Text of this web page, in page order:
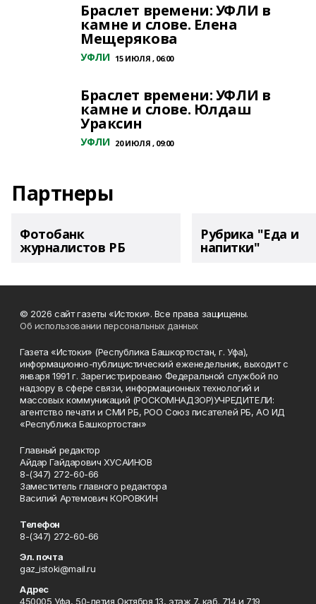
Браслет времени: УФЛИ в
камне и слове. Елена
Мещерякова
УФЛИ 15 ИЮЛЯ , 06:00
Браслет времени: УФЛИ в
камне и слове. Юлдаш
Ураксин
УФЛИ 20 ИЮЛЯ , 09:00
Партнеры
Фотобанк
журналистов РБ
Рубрика "Еда и
напитки"
© 2026 сайт газеты «Истоки». Все права защищены.
Об использовании персональных данных
Газета «Истоки» (Республика Башкортостан, г. Уфа),
информационно-публицистический еженедельник, выходит с
января 1991 г. Зарегистрировано Федеральной службой по
надзору в сфере связи, информационных технологий и
массовых коммуникаций (РОСКОМНАДЗОР)УЧРЕДИТЕЛИ:
агентство печати и СМИ РБ, РОО Союз писателей РБ, АО ИД
«Республика Башкортостан»
Главный редактор
Айдар Гайдарович ХУСАИНОВ
8-(347) 272-60-66
Заместитель главного редактора
Василий Артемович КОРОВКИН
Телефон
8-(347) 272-60-66
Эл. почта
gaz_istoki@mail.ru
Адрес
450005 Уфа, 50-летия Октября 13, этаж 7, каб. 714 и 719